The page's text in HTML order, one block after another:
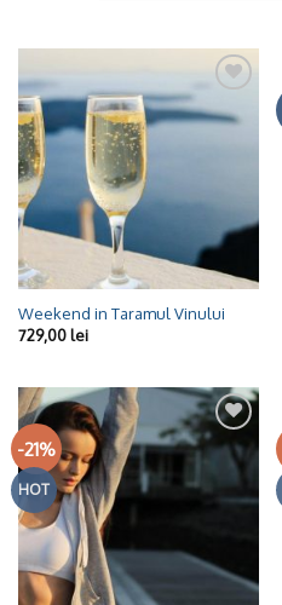
Adaugă
la
Weekend in Taramul Vinului
729,00lei
-21%
HOT
Adaugă